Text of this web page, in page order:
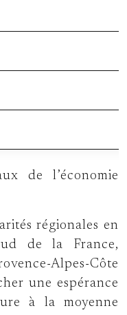
de l’économie
régionales en
de la France,
Alpes-Côte
une espérance
à la moyenne